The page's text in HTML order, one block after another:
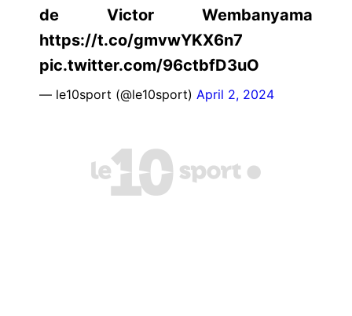
de Victor Wembanyama
https://t.co/gmvwYKX6n7
pic.twitter.com/96ctbfD3uO
— le10sport (@le10sport) April 2, 2024